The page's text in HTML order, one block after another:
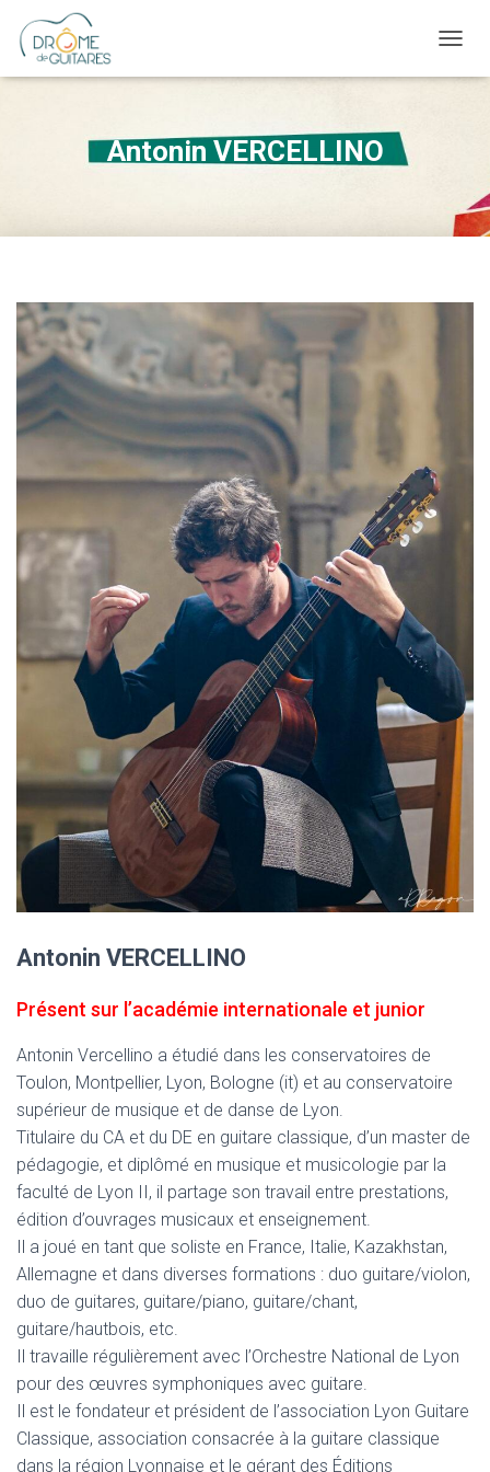
Antonin VERCELLINO
Antonin VERCELLINO
Présent sur l’académie internationale et junior
Antonin Vercellino a étudié dans les conservatoires de
Toulon, Montpellier, Lyon, Bologne (it) et au conservatoire
supérieur de musique et de danse de Lyon.
Titulaire du CA et du DE en guitare classique, d’un master de
pédagogie, et diplômé en musique et musicologie par la
faculté de Lyon II, il partage son travail entre prestations,
édition d’ouvrages musicaux et enseignement.
Il a joué en tant que soliste en France, Italie, Kazakhstan,
Allemagne et dans diverses formations : duo guitare/violon,
duo de guitares, guitare/piano, guitare/chant,
guitare/hautbois, etc.
Il travaille régulièrement avec l’Orchestre National de Lyon
pour des œuvres symphoniques avec guitare.
Il est le fondateur et président de l’association Lyon Guitare
Classique, association consacrée à la guitare classique
dans la région Lyonnaise et le gérant des Éditions